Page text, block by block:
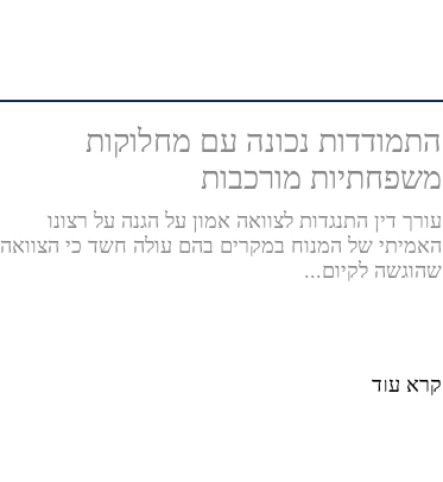
התמודדות נכונה עם מחלוקות
משפחתיות מורכבות
עורך דין התנגדות לצוואה אמון על הגנה על רצונו
האמיתי של המנוח במקרים בהם עולה חשד כי הצוואה
שהוגשה לקיום...
קרא עודחייגו 054-7264573